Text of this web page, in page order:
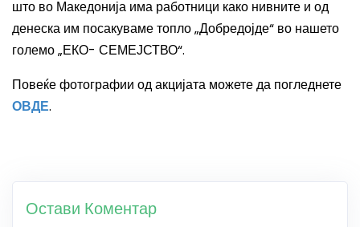
што во Македонија има работници како нивните и од
денеска им посакуваме топло „Добредојде“ во нашето
големо „ЕКО- СЕМЕЈСТВО“.
Повеќе фотографии од акцијата можете да погледнете
ОВДЕ.
Остави Коментар